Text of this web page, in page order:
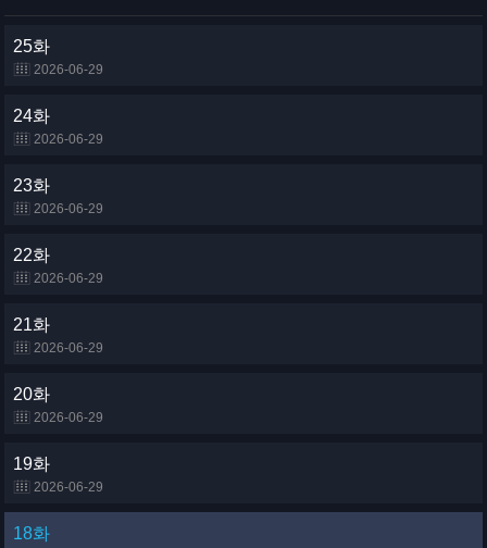
25화
2026-06-29
24화
2026-06-29
23화
2026-06-29
22화
2026-06-29
21화
2026-06-29
20화
2026-06-29
19화
2026-06-29
18화